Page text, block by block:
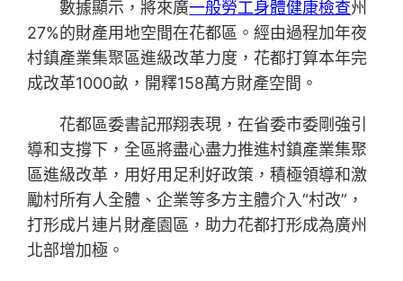
數據顯示，將來廣一般勞工身體健康檢查州
27%的財產用地空間在花都區。經由過程加年夜
村鎮產業集聚區進級改革力度，花都打算本年完
成改革1000畝，開釋158萬方財產空間。
花都區委書記邢翔表現，在省委市委剛強引
導和支撐下，全區將盡心盡力推進村鎮產業集聚
區進級改革，用好用足利好政策，積極領導和激
勵村所有人全體、企業等多方主體介入“村改”，
打形成片連片財產園區，助力花都打形成為廣州
北部增加極。